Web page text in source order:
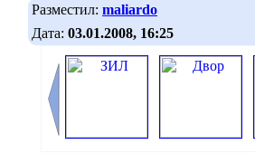
Разместил: maliardo
Дата: 03.01.2008, 16:25